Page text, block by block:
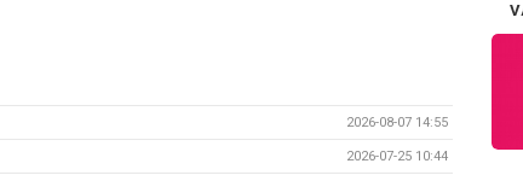
2026-08-07 14:55
2026-07-25 10:44